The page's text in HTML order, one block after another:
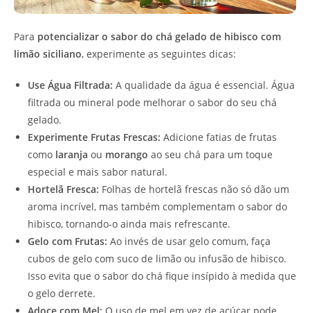
Para potencializar o sabor do chá gelado de hibisco com
limão siciliano, experimente as seguintes dicas:
Use Água Filtrada: A qualidade da água é essencial. Água
filtrada ou mineral pode melhorar o sabor do seu chá
gelado.
Experimente Frutas Frescas: Adicione fatias de frutas
como laranja ou morango ao seu chá para um toque
especial e mais sabor natural.
Hortelã Fresca: Folhas de hortelã frescas não só dão um
aroma incrível, mas também complementam o sabor do
hibisco, tornando-o ainda mais refrescante.
Gelo com Frutas: Ao invés de usar gelo comum, faça
cubos de gelo com suco de limão ou infusão de hibisco.
Isso evita que o sabor do chá fique insípido à medida que
o gelo derrete.